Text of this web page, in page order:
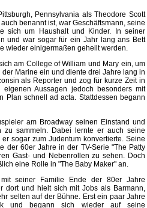
Pennsylvania als Theodore Scott
benannt ist, war Geschäftsmann, seine
sich um Haushalt und Kinder. In seiner
und war sogar für ein Jahr lang ans Bett
wieder einigermaßen geheilt werden.
am College of William und Mary ein, um
Marine ein und diente drei Jahre lang in
als Reporter und zog für kurze Zeit in
Aussagen jedoch besonders mit
Plan schnell ad acta. Stattdessen begann
am Broadway seinen Einstand und
zu sammeln. Dabei lernte er auch seine
sogar zum Judentum konvertierte. Seine
der 60er Jahre in der TV-Serie "The Patty
Gast- und Nebenrollen zu sehen. Doch
eine Rolle in "The Baby Maker" an.
seiner Familie Ende der 80er Jahre
dort und hielt sich mit Jobs als Barmann,
selten auf der Bühne. Erst ein paar Jahre
und begann sich wieder auf seine